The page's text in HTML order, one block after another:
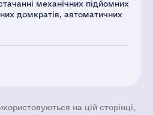
механічних підйомних
домкратів, автоматичних
на цій сторінці,